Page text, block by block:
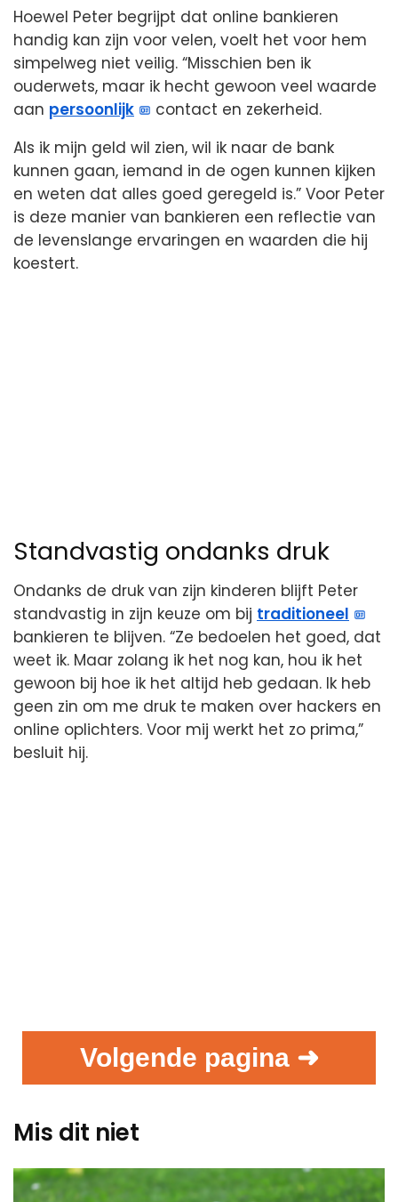
Hoewel Peter begrijpt dat online bankieren
handig kan zijn voor velen, voelt het voor hem
simpelweg niet veilig. “Misschien ben ik
ouderwets, maar ik hecht gewoon veel waarde
aan persoonlijk
contact en zekerheid.
Als ik mijn geld wil zien, wil ik naar de bank
kunnen gaan, iemand in de ogen kunnen kijken
en weten dat alles goed geregeld is.” Voor Peter
is deze manier van bankieren een reflectie van
de levenslange ervaringen en waarden die hij
koestert.
Standvastig ondanks druk
Ondanks de druk van zijn kinderen blijft Peter
standvastig in zijn keuze om bij traditioneel
bankieren te blijven. “Ze bedoelen het goed, dat
weet ik. Maar zolang ik het nog kan, hou ik het
gewoon bij hoe ik het altijd heb gedaan. Ik heb
geen zin om me druk te maken over hackers en
online oplichters. Voor mij werkt het zo prima,”
besluit hij.
Volgende pagina ➜
Mis dit niet